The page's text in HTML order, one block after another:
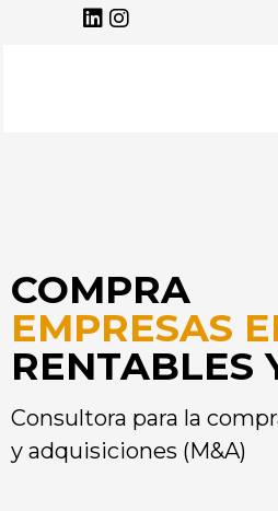
COMPRA
EMPRESAS
RENTABLES
Consultora para la
y adquisiciones (M&A)